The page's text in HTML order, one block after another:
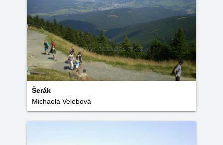
Šerák
Michaela Velebová